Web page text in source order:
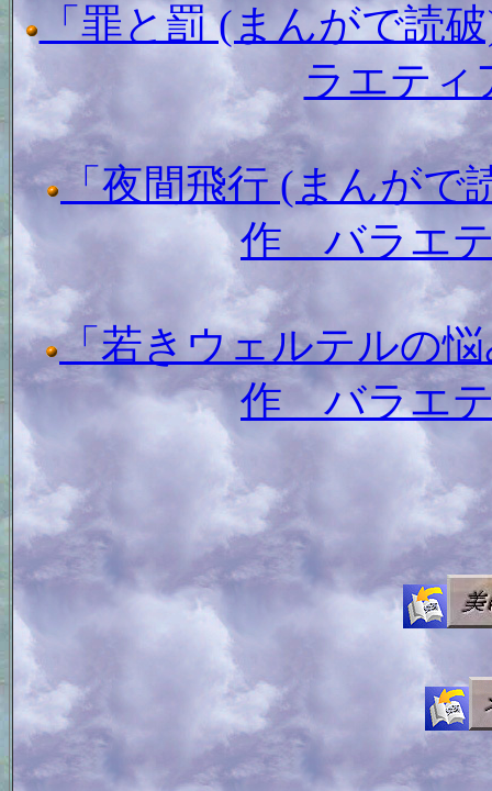
「罪と罰 (まんがで読
ラエティ
「夜間飛行 (まんがで
作 バラエテ
「若きウェルテルの
作 バラエテ